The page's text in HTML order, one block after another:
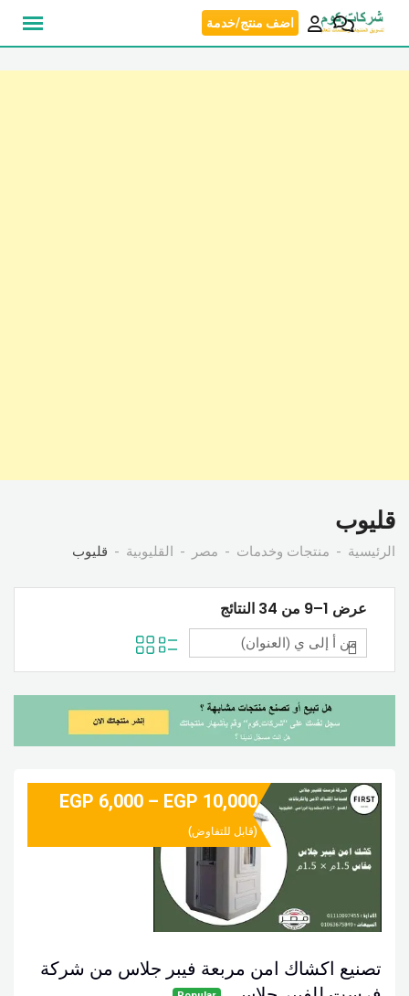
انتقل
اضف منتج/خدمة
قليوب
الرئيسية منتجات وخدمات مصر القليوبية قليوب
عرض 1–9 من 34 النتائج
تصنيع اكشاك امن مربعة فيبر جلاس من شركة
EGP 6,000 – EGP 10,000
(قابل للتفاوض)